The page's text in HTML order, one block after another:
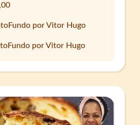
por Vitor Hugo
por Vitor Hugo